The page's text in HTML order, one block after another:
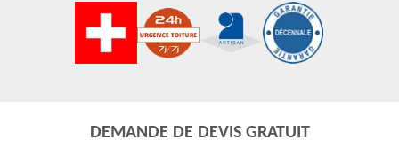
DEMANDE DE DEVIS GRATUIT